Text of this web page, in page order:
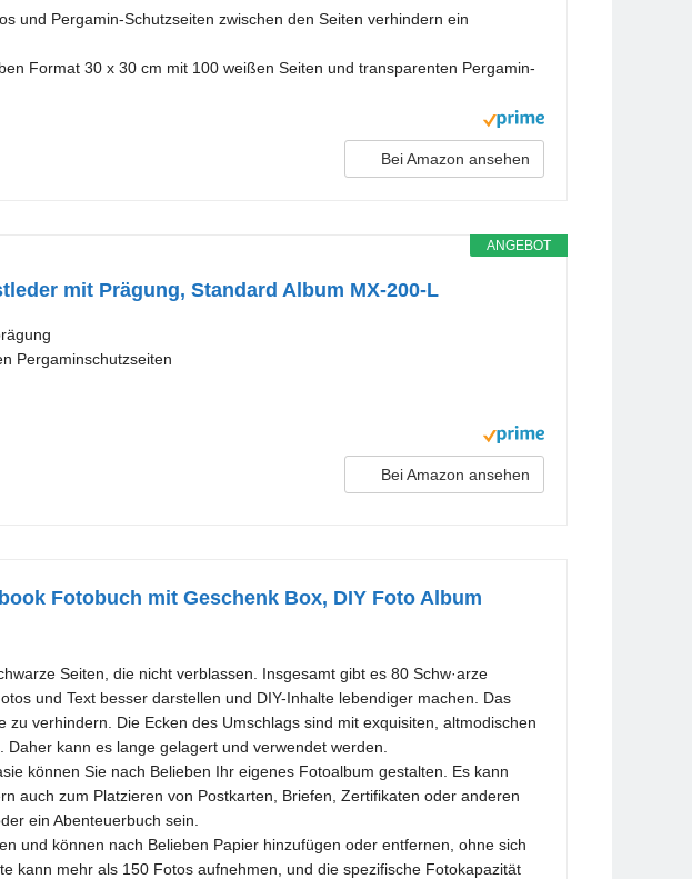
und Pergamin-Schutzseiten zwischen den Seiten verhindern ein
Format 30 x 30 cm mit 100 weißen Seiten und transparenten Pergamin-
Bei Amazon ansehen
ANGEBOT
mit Prägung, Standard Album MX-200-L
Pergaminschutzseiten
Bei Amazon ansehen
Fotobuch mit Geschenk Box, DIY Foto Album
Seiten, die nicht verblassen. Insgesamt gibt es 80 Schw·arze
und Text besser darstellen und DIY-Inhalte lebendiger machen. Das
verhindern. Die Ecken des Umschlags sind mit exquisiten, altmodischen
kann es lange gelagert und verwendet werden.
können Sie nach Belieben Ihr eigenes Fotoalbum gestalten. Es kann
auch zum Platzieren von Postkarten, Briefen, Zertifikaten oder anderen
ein Abenteuerbuch sein.
und können nach Belieben Papier hinzufügen oder entfernen, ohne sich
kann mehr als 150 Fotos aufnehmen, und die spezifische Fotokapazität